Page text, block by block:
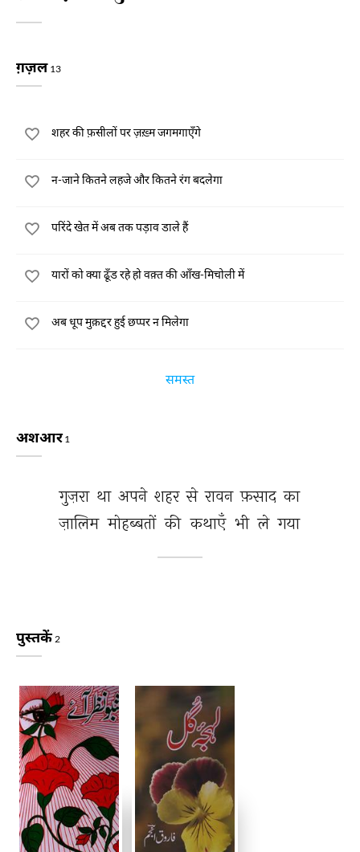
ग़ज़ल 13
शहर की फ़सीलों पर ज़ख़्म जगमगाएँगे
न-जाने कितने लहजे और कितने रंग बदलेगा
परिंदे खेत में अब तक पड़ाव डाले हैं
यारों को क्या ढूँड रहे हो वक़्त की आँख-मिचोली में
अब धूप मुक़द्दर हुई छप्पर न मिलेगा
समस्त
अशआर1
गुज़रा था अपने शहर से रावन फ़साद का
ज़ालिम मोहब्बतों की कथाएँ भी ले गया
पुस्तकें 2